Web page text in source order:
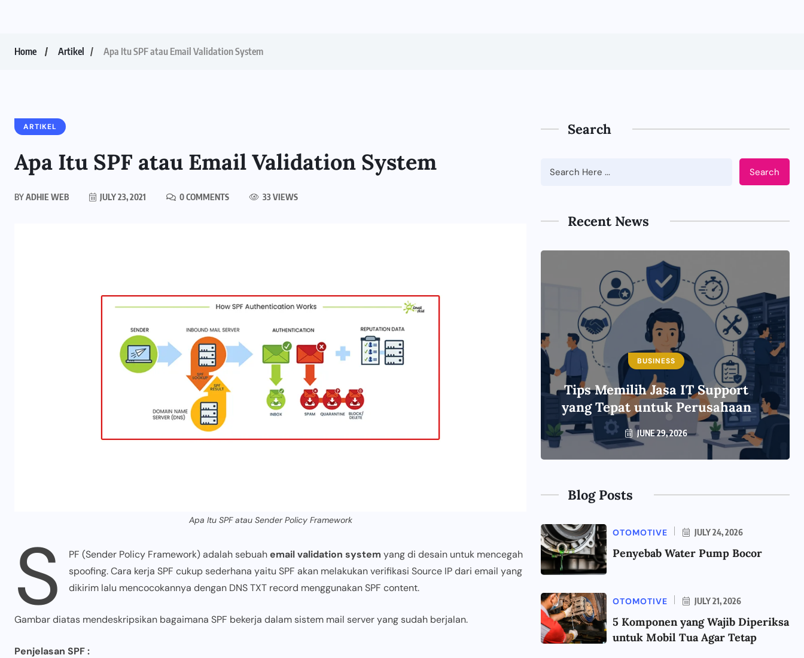
Home Artikel Apa Itu SPF atau Email Validation System
ARTIKEL
Apa Itu SPF atau Email Validation System
BYADHIE WEB JULY 23, 2021 0 COMMENTS 33 VIEWS
Apa Itu SPF atau Sender Policy Framework
S PF (Sender Policy Framework) adalah sebuahemail validation system yang di desain untuk mencegah
spoofing. Cara kerja SPF cukup sederhana yaitu SPF akan melakukan verifikasi Source IP dari email yang
dikirim lalu mencocokannya dengan DNS TXT record menggunakan SPF content.
Gambar diatas mendeskripsikan bagaimana SPF bekerja dalam sistem mail server yang sudah berjalan.
Penjelasan SPF :
Search
Search
Recent News
BUSINESS
Tips Memilih Jasa IT Support
yang Tepat untuk Perusahaan
JUNE 29, 2026
Blog Posts
OTOMOTIVE JULY 24, 2026
Penyebab Water Pump Bocor
OTOMOTIVE JULY 21, 2026
5 Komponen yang Wajib Diperiksa
untuk Mobil Tua Agar Tetap